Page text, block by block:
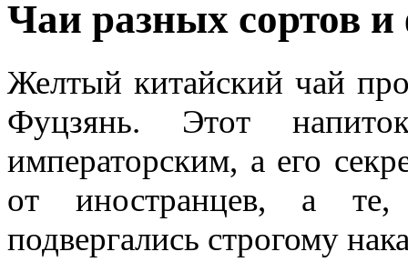
Чаи разных сортов и
Желтый китайский чай
Фуцзянь. Этот
императорским, а его
от иностранцев, а
подвергались строгому